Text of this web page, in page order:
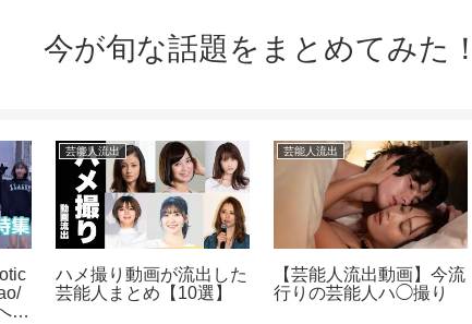
今が旬な話題をまとめてみた！
顔
芸能人流出
ハメ撮り動画が流出した
芸能人まとめ【10選】
芸能人流出
【芸能人流出動画】今流
行りの芸能人ハ◯撮り